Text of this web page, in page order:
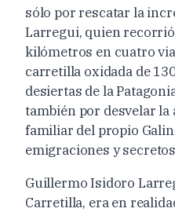
sólo por rescatar la
Larregui, quien recorrió
kilómetros en cuatro
carretilla oxidada de
desiertas de la
también por desvelar
familiar del propio
emigraciones y
Guillermo Isidoro
Carretilla, era en